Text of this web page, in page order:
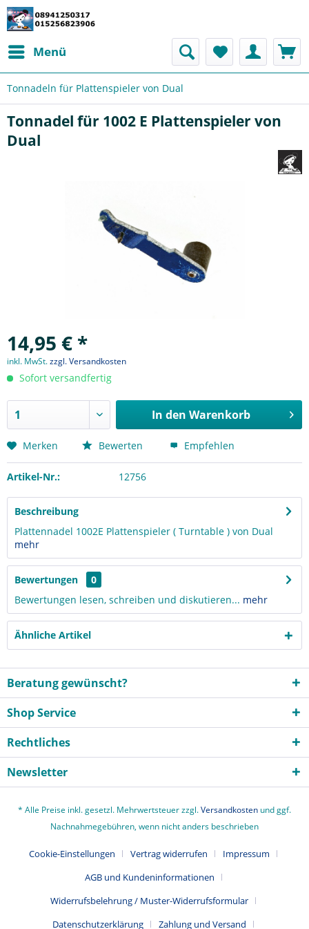
Menü
Tonnadeln für Plattenspieler von Dual
Tonnadel für 1002 E Plattenspieler von
Dual
14,95 € *
inkl. MwSt.zzgl. Versandkosten
Sofort versandfertig
In den Warenkorb
Merken Bewerten Empfehlen
Artikel-Nr.: 12756
Beschreibung
Plattennadel 1002E Plattenspieler ( Turntable ) von Dual
mehr
Bewertungen
0
Bewertungen lesen, schreiben und diskutieren... mehr
Ähnliche Artikel
Beratung gewünscht?
Shop Service
Rechtliches
Newsletter
* Alle Preise inkl. gesetzl. Mehrwertsteuer zzgl.Versandkosten und ggf.
Nachnahmegebühren, wenn nicht anders beschrieben
Cookie-Einstellungen Vertrag widerrufen
Impressum
AGB und Kundeninformationen
Widerrufsbelehrung / Muster-Widerrufsformular
Datenschutzerklärung
Zahlung und Versand